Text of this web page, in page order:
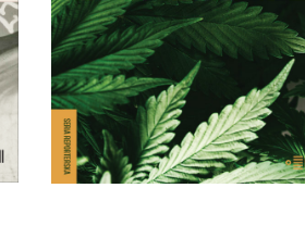
E-BOOK DO
KOSZYKA
interwencyjny na temat, który
dotyczy milionów z nas – choć
na co dzień nie zdajemy sobie z
tego sprawy.